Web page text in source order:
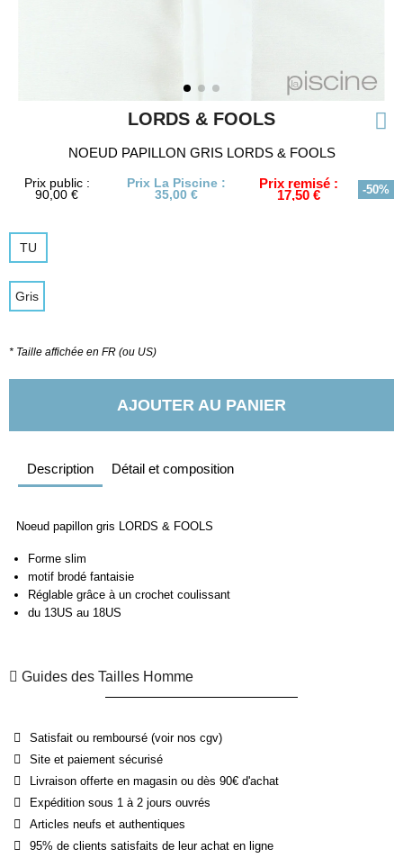
LORDS & FOOLS
NOEUD PAPILLON GRIS LORDS & FOOLS
Prix public :
90,00 €
Prix La Piscine :
35,00 €
Prix remisé :
17,50 € -50%
TU
Gris
* Taille affichée en FR (ou US)
AJOUTER AU PANIER
Description Détail et composition
Noeud papillon gris LORDS & FOOLS
Forme slim
motif brodé fantaisie
Réglable grâce à un crochet coulissant
du 13US au 18US
Guides des Tailles Homme
Satisfait ou remboursé (voir nos cgv)
Site et paiement sécurisé
Livraison offerte en magasin ou dès 90€ d'achat
Expédition sous 1 à 2 jours ouvrés
Articles neufs et authentiques
95% de clients satisfaits de leur achat en ligne